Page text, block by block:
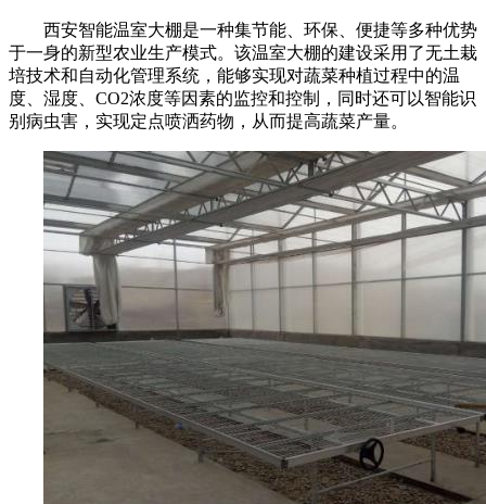
西安智能温室大棚是一种集节能、环保、便捷等多种优势
于一身的新型农业生产模式。该温室大棚的建设采用了无土栽
培技术和自动化管理系统，能够实现对蔬菜种植过程中的温
度、湿度、CO2浓度等因素的监控和控制，同时还可以智能识
别病虫害，实现定点喷洒药物，从而提高蔬菜产量。